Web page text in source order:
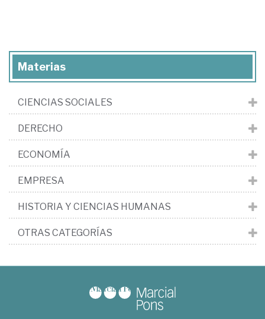
Materias
CIENCIAS SOCIALES
DERECHO
ECONOMÍA
EMPRESA
HISTORIA Y CIENCIAS HUMANAS
OTRAS CATEGORÍAS